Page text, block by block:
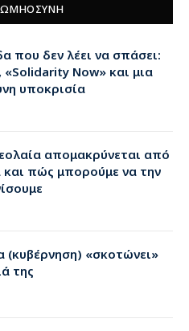
που δεν λέει να σπάσει:
«Solidarity Now» και μια
υποκρισία
απομακρύνεται από
και πώς μπορούμε να την
(κυβέρνηση) «σκοτώνει»
της